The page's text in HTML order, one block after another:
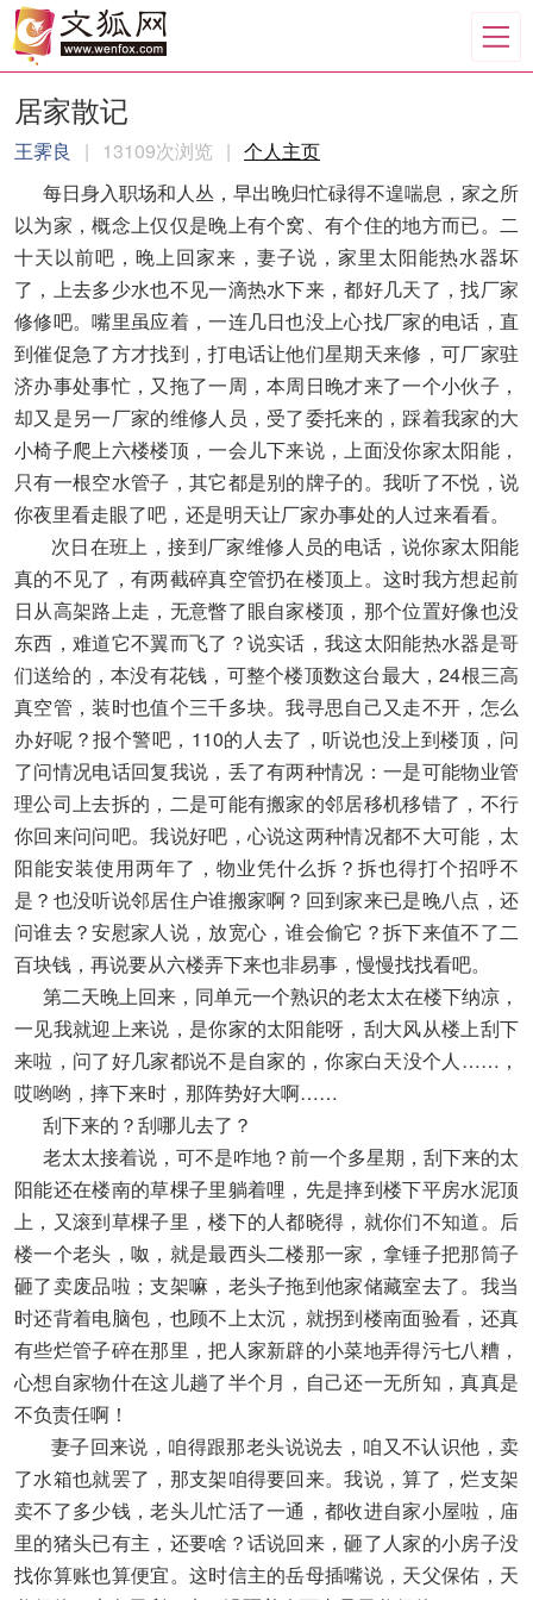
居家散记
王霁良 | 13109次浏览 | 个人主页
每日身入职场和人丛，早出晚归忙碌得不遑喘息，家之所
以为家，概念上仅仅是晚上有个窝、有个住的地方而已。二
十天以前吧，晚上回家来，妻子说，家里太阳能热水器坏
了，上去多少水也不见一滴热水下来，都好几天了，找厂家
修修吧。嘴里虽应着，一连几日也没上心找厂家的电话，直
到催促急了方才找到，打电话让他们星期天来修，可厂家驻
济办事处事忙，又拖了一周，本周日晚才来了一个小伙子，
却又是另一厂家的维修人员，受了委托来的，踩着我家的大
小椅子爬上六楼楼顶，一会儿下来说，上面没你家太阳能，
只有一根空水管子，其它都是别的牌子的。我听了不悦，说
你夜里看走眼了吧，还是明天让厂家办事处的人过来看看。
次日在班上，接到厂家维修人员的电话，说你家太阳能
真的不见了，有两截碎真空管扔在楼顶上。这时我方想起前
日从高架路上走，无意瞥了眼自家楼顶，那个位置好像也没
东西，难道它不翼而飞了？说实话，我这太阳能热水器是哥
们送给的，本没有花钱，可整个楼顶数这台最大，24根三高
真空管，装时也值个三千多块。我寻思自己又走不开，怎么
办好呢？报个警吧，110的人去了，听说也没上到楼顶，问
了问情况电话回复我说，丢了有两种情况：一是可能物业管
理公司上去拆的，二是可能有搬家的邻居移机移错了，不行
你回来问问吧。我说好吧，心说这两种情况都不大可能，太
阳能安装使用两年了，物业凭什么拆？拆也得打个招呼不
是？也没听说邻居住户谁搬家啊？回到家来已是晚八点，还
问谁去？安慰家人说，放宽心，谁会偷它？拆下来值不了二
百块钱，再说要从六楼弄下来也非易事，慢慢找找看吧。
第二天晚上回来，同单元一个熟识的老太太在楼下纳凉，
一见我就迎上来说，是你家的太阳能呀，刮大风从楼上刮下
来啦，问了好几家都说不是自家的，你家白天没个人……，
哎哟哟，摔下来时，那阵势好大啊……
刮下来的？刮哪儿去了？
老太太接着说，可不是咋地？前一个多星期，刮下来的太
阳能还在楼南的草棵子里躺着哩，先是摔到楼下平房水泥顶
上，又滚到草棵子里，楼下的人都晓得，就你们不知道。后
楼一个老头，呶，就是最西头二楼那一家，拿锤子把那筒子
砸了卖废品啦；支架嘛，老头子拖到他家储藏室去了。我当
时还背着电脑包，也顾不上太沉，就拐到楼南面验看，还真
有些烂管子碎在那里，把人家新辟的小菜地弄得污七八糟，
心想自家物什在这儿趟了半个月，自己还一无所知，真真是
不负责任啊！
妻子回来说，咱得跟那老头说说去，咱又不认识他，卖
了水箱也就罢了，那支架咱得要回来。我说，算了，烂支架
卖不了多少钱，老头儿忙活了一通，都收进自家小屋啦，庙
里的猪头已有主，还要啥？话说回来，砸了人家的小房子没
找你算账也算便宜。这时信主的岳母插嘴说，天父保佑，天